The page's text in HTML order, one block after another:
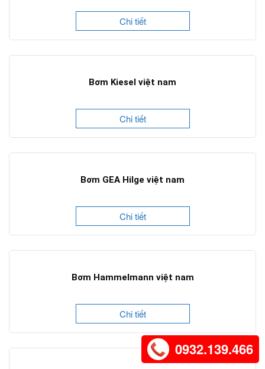
Chi tiết
Bơm Kiesel việt nam
Chi tiết
Bơm GEA Hilge việt nam
Chi tiết
Bơm Hammelmann việt nam
Chi tiết
0932.139.466